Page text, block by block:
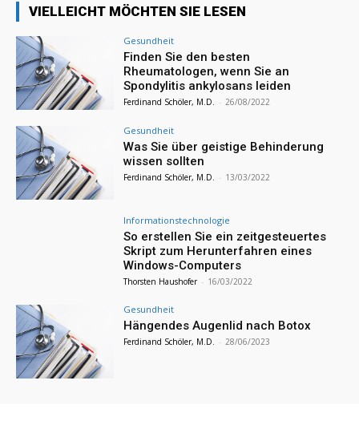
VIELLEICHT MÖCHTEN SIE LESEN
Gesundheit
Finden Sie den besten
Rheumatologen, wenn Sie an
Spondylitis ankylosans leiden
Ferdinand Schöler, M.D. - 26/08/2022
Gesundheit
Was Sie über geistige Behinderung
wissen sollten
Ferdinand Schöler, M.D. - 13/03/2022
Informationstechnologie
So erstellen Sie ein zeitgesteuertes
Skript zum Herunterfahren eines
Windows-Computers
Thorsten Haushofer - 16/03/2022
Gesundheit
Hängendes Augenlid nach Botox
Ferdinand Schöler, M.D. - 28/06/2023